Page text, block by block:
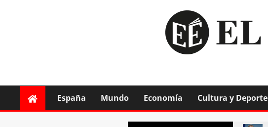
España Mundo Economía Cultura y Deporte